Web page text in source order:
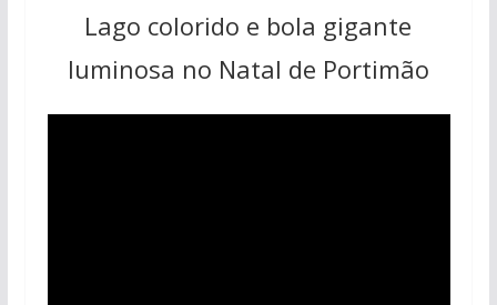
Lago colorido e bola gigante
luminosa no Natal de Portimão